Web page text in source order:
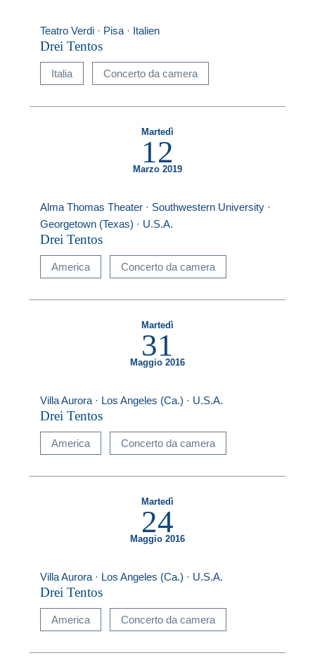
Teatro Verdi · Pisa · Italien
Drei Tentos
Italia Concerto da camera
Martedì
12
Marzo 2019
Alma Thomas Theater · Southwestern University ·
Georgetown (Texas) · U.S.A.
Drei Tentos
America Concerto da camera
Martedì
31
Maggio 2016
Villa Aurora · Los Angeles (Ca.) · U.S.A.
Drei Tentos
America Concerto da camera
Martedì
24
Maggio 2016
Villa Aurora · Los Angeles (Ca.) · U.S.A.
Drei Tentos
America Concerto da camera